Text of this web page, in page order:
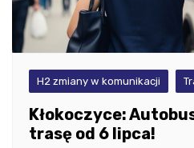
H2 zmiany w komunikacji
Kłokoczyce:
trasę od 6 lipca!